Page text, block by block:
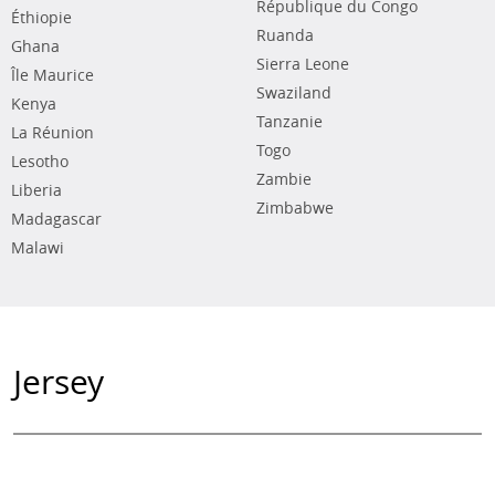
Éthiopie
Ghana
Île Maurice
Kenya
La Réunion
Lesotho
Liberia
Madagascar
Malawi
République du Congo
Ruanda
Sierra Leone
Swaziland
Tanzanie
Togo
Zambie
Zimbabwe
Jersey